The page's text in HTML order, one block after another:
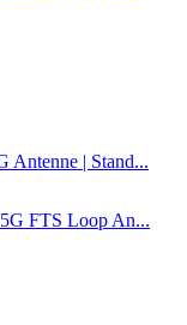
Antenne | Stand...
FTS Loop An...